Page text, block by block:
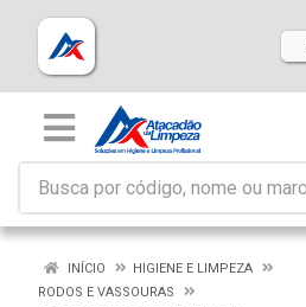
INÍCIO
HIGIENE E LIMPEZA
RODOS E VASSOURAS